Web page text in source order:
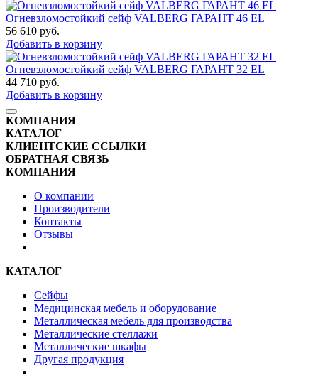
Огневзломостойкий сейф VALBERG ГАРАНТ 46 EL
56 610 руб.
Добавить в корзину
Огневзломостойкий сейф VALBERG ГАРАНТ 32 EL
44 710 руб.
Добавить в корзину
КОМПАНИЯ
КАТАЛОГ
КЛИЕНТСКИЕ ССЫЛКИ
ОБРАТНАЯ СВЯЗЬ
КОМПАНИЯ
О компании
Производители
Контакты
Отзывы
КАТАЛОГ
Сейфы
Медицинская мебель и оборудование
Металлическая мебель для производства
Металлические стеллажи
Металлические шкафы
Другая продукция